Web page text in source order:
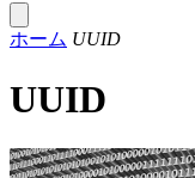
ホーム UUID
UUID